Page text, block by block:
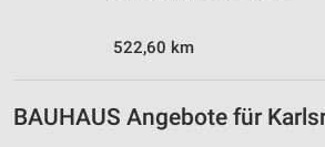
522,60 km
BAUHAUS Angebote für
Verwendung reduzierter Daten zur